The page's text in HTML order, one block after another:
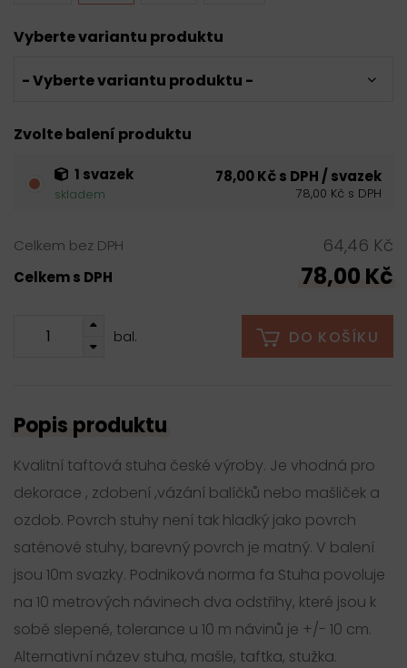
Vyberte variantu produktu
- Vyberte variantu produktu -
Zvolte balení produktu
1 svazek
skladem
78,00 Kč s DPH / svazek
78,00 Kč s DPH
Celkem bez DPH 64,46 Kč
Celkem s DPH 78,00 Kč
bal. DO KOŠÍKU
Popis produktu
Kvalitní taftová stuha české výroby. Je vhodná pro
dekorace , zdobení ,vázání balíčků nebo mašliček a
ozdob. Povrch stuhy není tak hladký jako povrch
saténové stuhy, barevný povrch je matný. V balení
jsou 10m svazky. Podniková norma fa Stuha povoluje
na 10 metrových návinech dva odstřihy, které jsou k
sobě slepené, tolerance u 10 m návinů je +/- 10 cm.
Alternativní název stuha, mašle, taftka, stužka.